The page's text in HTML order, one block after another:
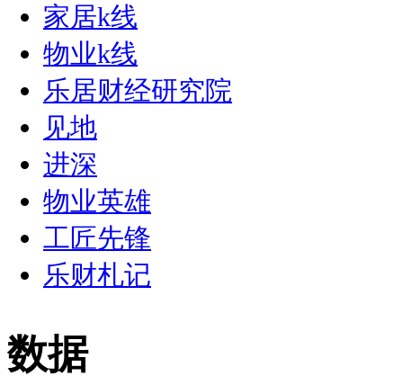
家居k线
物业k线
乐居财经研究院
见地
进深
物业英雄
工匠先锋
乐财札记
数据